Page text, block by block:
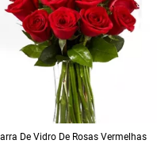
De Vidro De Rosas Vermelhas